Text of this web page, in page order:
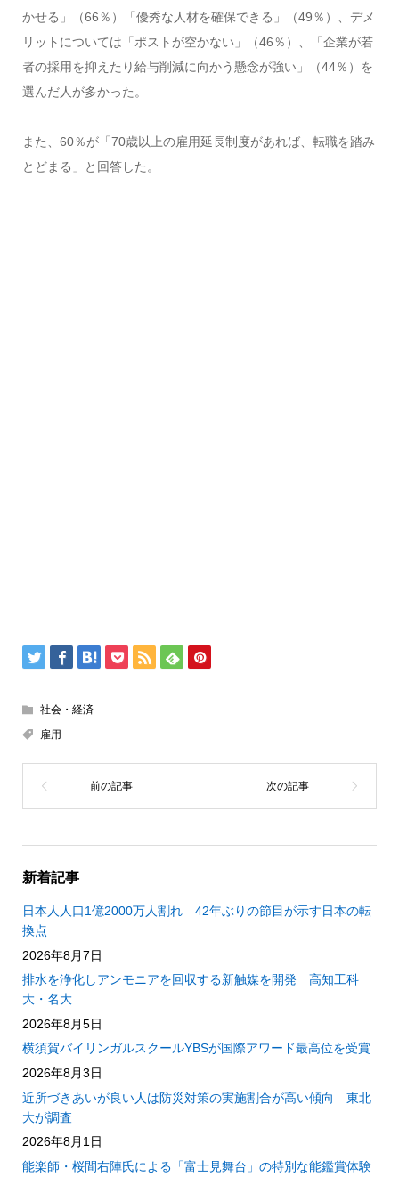
かせる」（66％）「優秀な人材を確保できる」（49％）、デメ
リットについては「ポストが空かない」（46％）、「企業が若
者の採用を抑えたり給与削減に向かう懸念が強い」（44％）を
選んだ人が多かった。
また、60％が「70歳以上の雇用延長制度があれば、転職を踏み
とどまる」と回答した。
社会・経済
雇用
新着記事
日本人人口1億2000万人割れ 42年ぶりの節目が示す日本の転
換点
2026年8月7日
排水を浄化しアンモニアを回収する新触媒を開発 高知工科
大・名大
2026年8月5日
横須賀バイリンガルスクールYBSが国際アワード最高位を受賞
2026年8月3日
近所づきあいが良い人は防災対策の実施割合が高い傾向 東北
大が調査
2026年8月1日
能楽師・桜間右陣氏による「富士見舞台」の特別な能鑑賞体験